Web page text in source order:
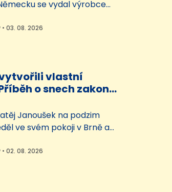
se vydal výrobce
firmy Jan Vokurka si
eur do pěti let.
03. 08. 2026
vlastní
o snech zakončí
Janoušek na podzim
ve svém pokoji v Brně a
Původně měl vzniknout
02. 08. 2026